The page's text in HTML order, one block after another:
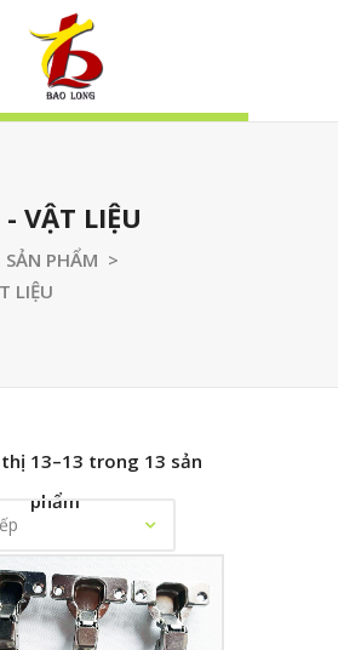
VẬT LIỆU
SẢN PHẨM >
LIỆU
13–13 trong 13 sản
phẩm